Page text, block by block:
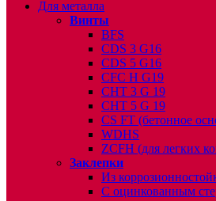
Для металла
Винты
BFS
CDS 3 G16
CDS 5 G16
CFC H G19
CHT 3 G 19
CHT 5 G 19
CS FT (бетонное
WDHS
ZCFH (для легких
Заклепки
Из
С оцинкованным